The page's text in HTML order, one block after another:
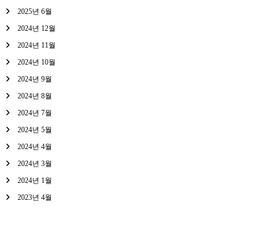
2025년 6월
2024년 12월
2024년 11월
2024년 10월
2024년 9월
2024년 8월
2024년 7월
2024년 5월
2024년 4월
2024년 3월
2024년 1월
2023년 4월